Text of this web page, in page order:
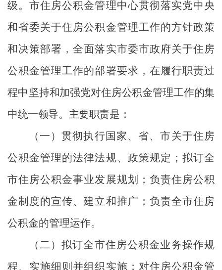
级。市住房公积金管理中心贯彻落实党中央
和省委关于住房公积金管理工作的方针政策
和决策部署，全面落实市委市政府关于住房
公积金管理工作的部署要求，在履行职责过
程中坚持和加强党对住房公积金管理工作的集
中统一领导。主要职责是：
（一）贯彻执行国家、省、市关于住房
公积金管理的法律法规、政策规定；拟订全
市住房公积金事业发展规划；负责住房公积
金制度的宣传、建立和推广；负责全市住房
公积金的管理运作。
（二）拟订全市住房公积金业务操作规
程、实施细则并组织实施；对住房公积金管